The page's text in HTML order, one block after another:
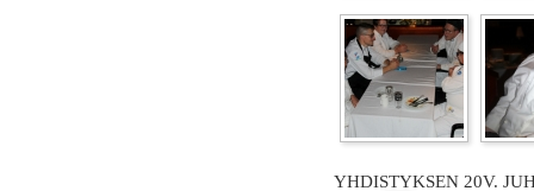
YHDISTYKSEN 20V.